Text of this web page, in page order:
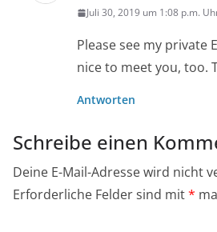
Juli 30, 2019 um 1:08 p.m.
Please see my private
nice to meet you, too.
Antworten
Schreibe einen
Deine E-Mail-Adresse wird nicht
Erforderliche Felder sind mit*